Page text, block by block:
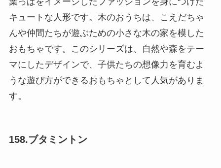
キュートな人形です。木のおうちは、こえだちゃ
んや仲間たちが遊ぶための小さな木の家を模した
おもちゃです。このシリーズは、自然や森をテー
マにしたデザインで、子供たちの想像力を育むよ
うな遊び方ができるおもちゃとして人気がありま
す。
158.ブタミントン